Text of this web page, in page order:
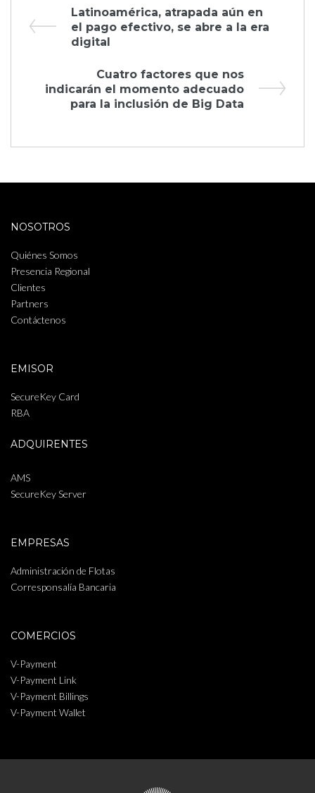
Navegación
entradas
Previous
Post
Latinoamérica, atrapada aún en
el pago efectivo, se abre a la era
digital
Next
Post
Cuatro factores que nos
indicarán el momento adecuado
para la inclusión de Big Data
NOSOTROS
Quiénes Somos
Presencia Regional
Clientes
Partners
Contáctenos
EMISOR
SecureKey Card
RBA
ADQUIRENTES
AMS
SecureKey Server
EMPRESAS
Administración de Flotas
Corresponsalía Bancaria
COMERCIOS
V-Payment
V-Payment Link
V-Payment Billings
V-Payment Wallet